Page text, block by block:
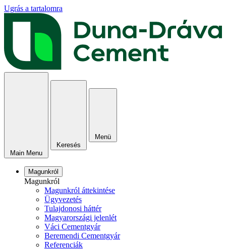
Ugrás a tartalomra
Main Menu
Keresés
Menü
Magunkról
Magunkról
Magunkról áttekintése
Ügyvezetés
Tulajdonosi háttér
Magyarországi jelenlét
Váci Cementgyár
Beremendi Cementgyár
Referenciák